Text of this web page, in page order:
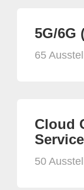
5G/6G
65
Cloud
50